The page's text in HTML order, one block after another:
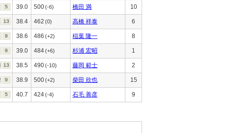
5 39.0 500(-6) 橋田 満 10
13 38.4 462 (0) 高橋 祥泰 6
9 38.6 486 (+2) 稲葉 隆一 8
9 39.0 484(+6) 杉浦 宏昭 1
13 38.5 490(-10) 藤岡 範士 2
9 38.9 500(+2) 柴田 欣也 15
5 40.7 424(-4) 石毛 善彦 9